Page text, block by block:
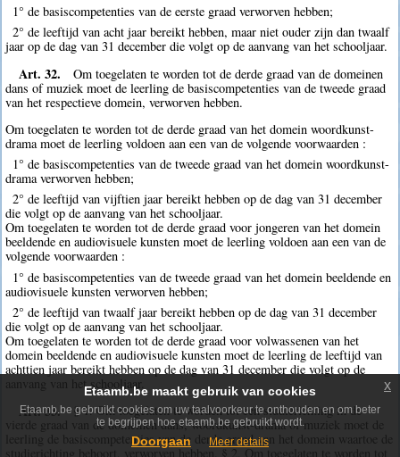
1° de basiscompetenties van de eerste graad verworven hebben;
2° de leeftijd van acht jaar bereikt hebben, maar niet ouder zijn dan twaalf
jaar op de dag van 31 december die volgt op de aanvang van het schooljaar.
Art. 32.
Om toegelaten te worden tot de derde graad van de domeinen
dans of muziek moet de leerling de basiscompetenties van de tweede graad
van het respectieve domein, verworven hebben.
Om toegelaten te worden tot de derde graad van het domein woordkunst-
drama moet de leerling voldoen aan een van de volgende voorwaarden :
1° de basiscompetenties van de tweede graad van het domein woordkunst-
drama verworven hebben;
2° de leeftijd van vijftien jaar bereikt hebben op de dag van 31 december
die volgt op de aanvang van het schooljaar.
Om toegelaten te worden tot de derde graad voor jongeren van het domein
beeldende en audiovisuele kunsten moet de leerling voldoen aan een van de
volgende voorwaarden :
1° de basiscompetenties van de tweede graad van het domein beeldende en
audiovisuele kunsten verworven hebben;
2° de leeftijd van twaalf jaar bereikt hebben op de dag van 31 december
die volgt op de aanvang van het schooljaar.
Om toegelaten te worden tot de derde graad voor volwassenen van het
domein beeldende en audiovisuele kunsten moet de leerling de leeftijd van
achttien jaar bereikt hebben op de dag van 31 december die volgt op de
aanvang van het schooljaar.
Art. 33.
§ 1. Om toegelaten te worden tot een studierichting in de
vierde graad van de domeinen dans, woordkunst-drama of muziek moet de
leerling de basiscompetenties van de derde graad van het domein waartoe de
studierichting behoort, verworven hebben. § 2. Om toegelaten te worden tot
Etaamb.be maakt gebruik van cookies
Etaamb.be gebruikt cookies om uw taalvoorkeur te onthouden en om beter
te begrijpen hoe etaamb.be gebruikt wordt.
Doorgaan Meer details
x